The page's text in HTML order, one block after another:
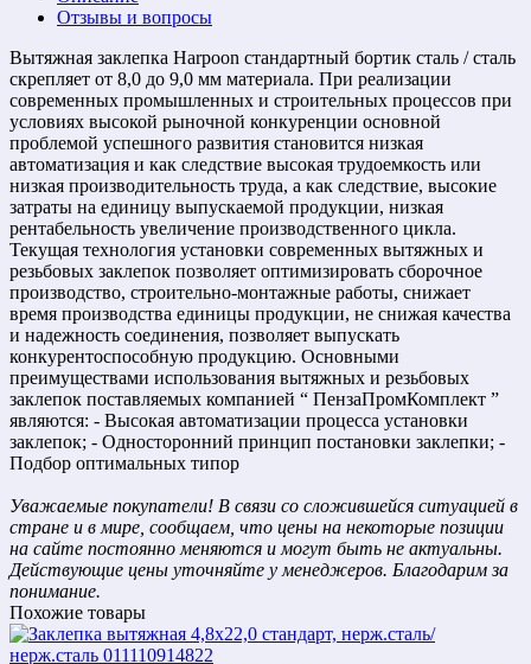
Отзывы и вопросы
Вытяжная заклепка Harpoon стандартный бортик сталь / сталь
скрепляет от 8,0 до 9,0 мм материала. При реализации
современных промышленных и строительных процессов при
условиях высокой рыночной конкуренции основной
проблемой успешного развития становится низкая
автоматизация и как следствие высокая трудоемкость или
низкая производительность труда, а как следствие, высокие
затраты на единицу выпускаемой продукции, низкая
рентабельность увеличение производственного цикла.
Текущая технология установки современных вытяжных и
резьбовых заклепок позволяет оптимизировать сборочное
производство, строительно-монтажные работы, снижает
время производства единицы продукции, не снижая качества
и надежность соединения, позволяет выпускать
конкурентоспособную продукцию. Основными
преимуществами использования вытяжных и резьбовых
заклепок поставляемых компанией “ ПензаПромКомплект ”
являются: - Высокая автоматизации процесса установки
заклепок; - Односторонний принцип постановки заклепки; -
Подбор оптимальных типор
Уважаемые покупатели! В связи со сложившейся ситуацией в
стране и в мире, сообщаем, что цены на некоторые позиции
на сайте постоянно меняются и могут быть не актуальны.
Действующие цены уточняйте у менеджеров. Благодарим за
понимание.
Похожие товары